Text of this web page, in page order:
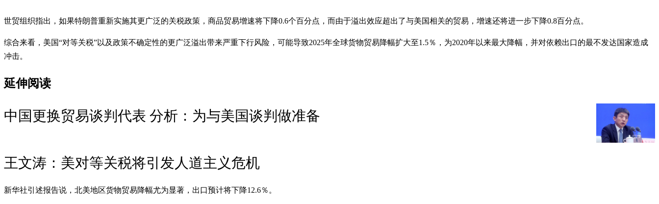
世贸组织指出，如果特朗普重新实施其更广泛的关税政策，商品贸易增速将下降0.6个百分点，而由于溢出效应超出了与美国相关的贸易，增速还将进一步下降0.8百分点。
综合来看，美国“对等关税”以及政策不确定性的更广泛溢出带来严重下行风险，可能导致2025年全球货物贸易降幅扩大至1.5％，为2020年以来最大降幅，并对依赖出口的最不发达国家造成
冲击。
延伸阅读
中国更换贸易谈判代表 分析：为与美国谈判做准备
王文涛：美对等关税将引发人道主义危机
新华社引述报告说，北美地区货物贸易降幅尤为显著，出口预计将下降12.6％。